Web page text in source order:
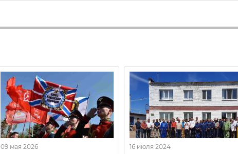
09 мая 2026 16 июля 2024